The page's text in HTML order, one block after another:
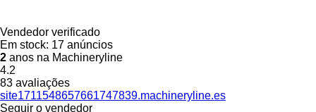
Vendedor verificado
Em stock: 17 anúncios
2 anos na Machineryline
4.2
83 avaliações
site1711548657661747839.machineryline.es
Seguir o vendedor